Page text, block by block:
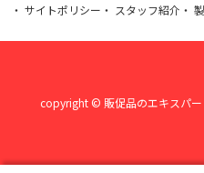
サイトポリシー
スタッフ紹介
copyright © 販促品のエキスパー